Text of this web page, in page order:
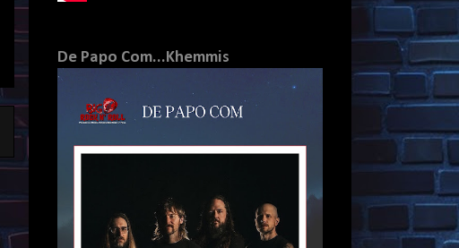
De Papo Com...Khemmis